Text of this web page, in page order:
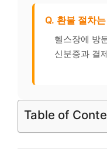
Q. 환불 절차
헬스장에 방
신분증과 결
Table of